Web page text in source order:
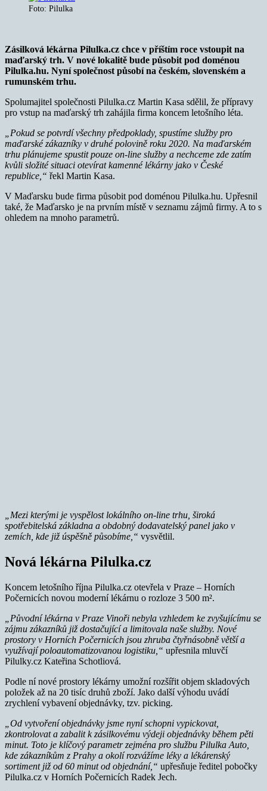
Foto: Pilulka
Zásilková lékárna Pilulka.cz chce v příštím roce vstoupit na
maďarský trh. V nové lokalitě bude působit pod doménou
Pilulka.hu. Nyní společnost působí na českém, slovenském a
rumunském trhu.
Spolumajitel společnosti Pilulka.cz Martin Kasa sdělil, že přípravy
pro vstup na maďarský trh zahájila firma koncem letošního léta.
„Pokud se potvrdí všechny předpoklady, spustíme služby pro
maďarské zákazníky v druhé polovině roku 2020. Na maďarském
trhu plánujeme spustit pouze on-line služby a nechceme zde zatím
kvůli složité situaci otevírat kamenné lékárny jako v České
republice,“ řekl Martin Kasa.
V Maďarsku bude firma působit pod doménou Pilulka.hu. Upřesnil
také, že Maďarsko je na prvním místě v seznamu zájmů firmy. A to s
ohledem na mnoho parametrů.
„Mezi kterými je vyspělost lokálního on-line trhu, široká
spotřebitelská základna a obdobný dodavatelský panel jako v
zemích, kde již úspěšně působíme,“ vysvětlil.
Nová lékárna Pilulka.cz
Koncem letošního října Pilulka.cz otevřela v Praze – Horních
Počernicích novou moderní lékárnu o rozloze 3 500 m².
„Původní lékárna v Praze Vinoři nebyla vzhledem ke zvyšujícímu se
zájmu zákazníků již dostačující a limitovala naše služby. Nové
prostory v Horních Počernicích jsou zhruba čtyřnásobně větší a
využívají poloautomatizovanou logistiku,“ upřesnila mluvčí
Pilulky.cz Kateřina Schotliová.
Podle ní nové prostory lékárny umožní rozšířit objem skladových
položek až na 20 tisíc druhů zboží. Jako další výhodu uvádí
zrychlení vybavení objednávky, tzv. picking.
„Od vytvoření objednávky jsme nyní schopni vypickovat,
zkontrolovat a zabalit k zásilkovému výdeji objednávky během pěti
minut. Toto je klíčový parametr zejména pro službu Pilulka Auto,
kde zákazníkům z Prahy a okolí rozvážíme léky a lékárenský
sortiment již od 60 minut od objednání,“ upřesňuje ředitel pobočky
Pilulka.cz v Horních Počernicích Radek Jech.